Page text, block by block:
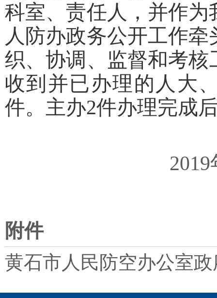
科室、责任人，并作
人防办政务公开工作
织、协调、监督和考核
收到并已办理的人大
件。主办2件办理完成
2019
附件
黄石市人民防空办公室